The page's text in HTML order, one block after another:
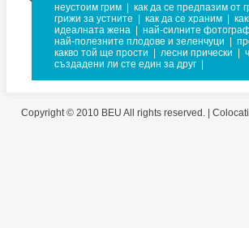
неустоим грим как да се предпазим от
грижи за устните
как да се храним
идеалната жена
най-силните
най-полезните плодове и зеленчуци
какво той ще прости
лесни прически
създадени ли сте един за друг
Copyright © 2010 BEU All rights reserved. |